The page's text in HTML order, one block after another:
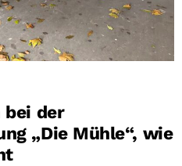
bei der
„Die Mühle“, wie